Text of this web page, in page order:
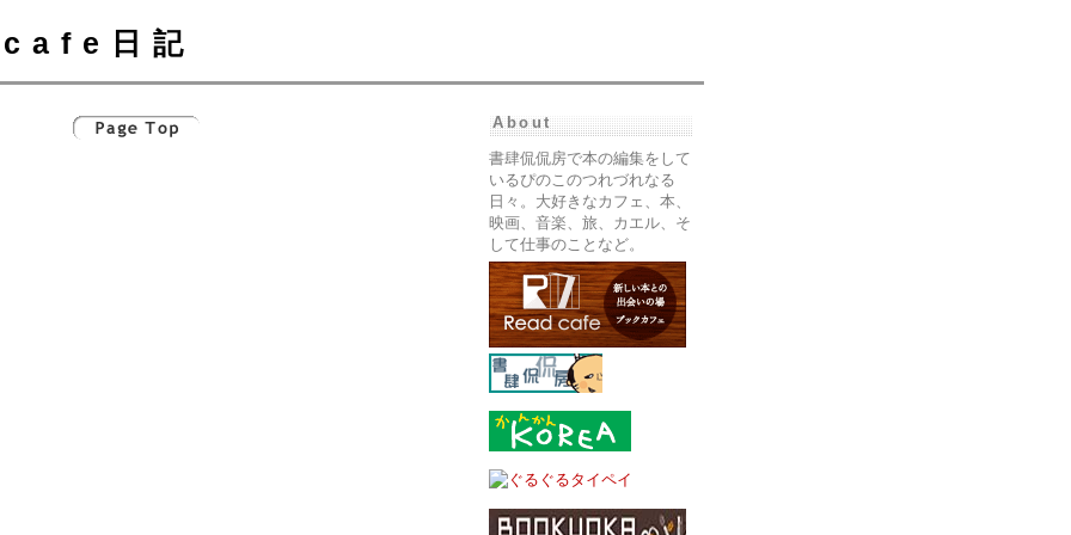
cafe日記
About
書肆侃侃房で本の編集をして
いるぴのこのつれづれなる
日々。大好きなカフェ、本、
映画、音楽、旅、カエル、そ
して仕事のことなど。